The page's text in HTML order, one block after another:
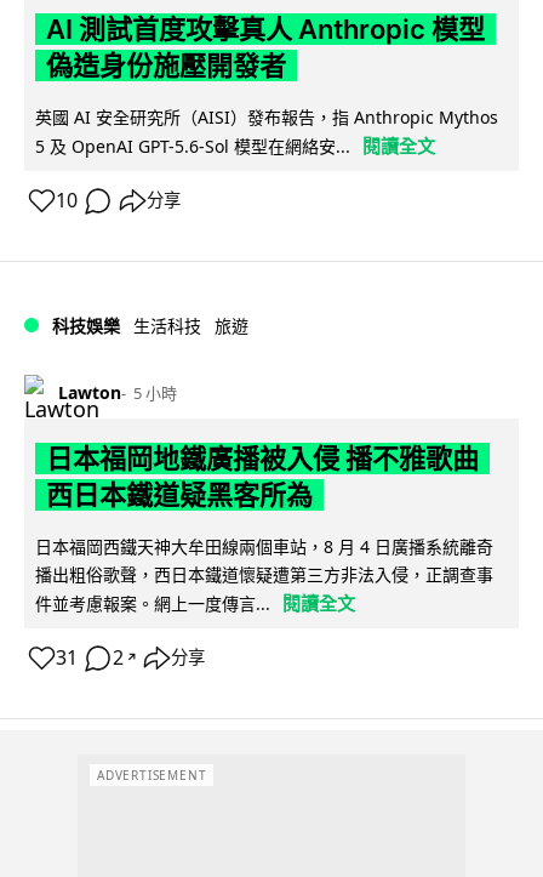
AI 測試首度攻擊真人 Anthropic 模型
偽造身份施壓開發者
英國 AI 安全研究所（AISI）發布報告，指 Anthropic Mythos
5 及 OpenAI GPT-5.6-Sol 模型在網絡安...
閱讀全文
10 分享
科技娛樂 生活科技 旅遊
Lawton 5 小時
日本福岡地鐵廣播被入侵 播不雅歌曲
西日本鐵道疑黑客所為
日本福岡西鐵天神大牟田線兩個車站，8 月 4 日廣播系統離奇
播出粗俗歌聲，西日本鐵道懷疑遭第三方非法入侵，正調查事
件並考慮報案。網上一度傳言...
閱讀全文
31 2 ↗ 分享
ADVERTISEMENT